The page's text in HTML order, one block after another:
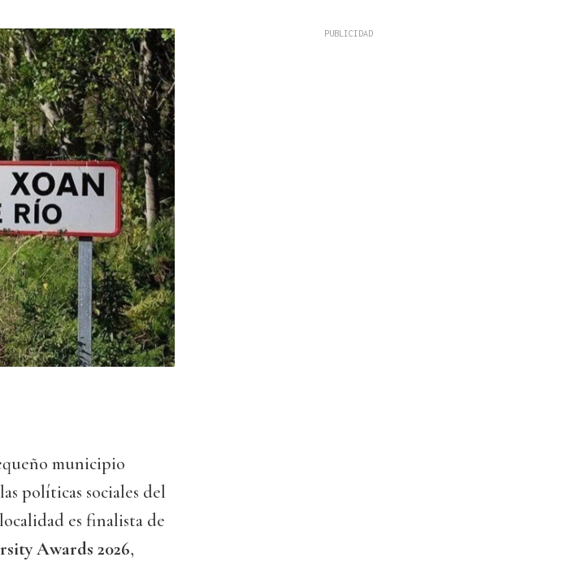
municipio
políticas sociales del
es finalista de
Awards 2026,